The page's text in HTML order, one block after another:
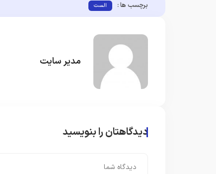
برچسب ها : الست
مدیر سایت
دیدگاهتان را بنویسید